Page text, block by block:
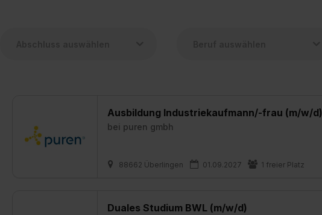
Ausbildung Industriekaufmann/-frau (m/w/d)
bei puren gmbh
88662 Überlingen 01.09.2027 1 freier Platz
Duales Studium BWL (m/w/d)